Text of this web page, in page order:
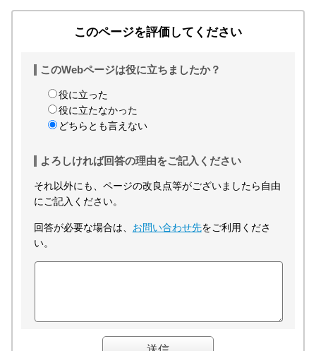
このページを評価してください
このWebページは役に立ちましたか？
役に立った
役に立たなかった
どちらとも言えない
よろしければ回答の理由をご記入ください
それ以外にも、ページの改良点等がございましたら自由
にご記入ください。
回答が必要な場合は、 お問い合わせ先をご利用くださ
い。